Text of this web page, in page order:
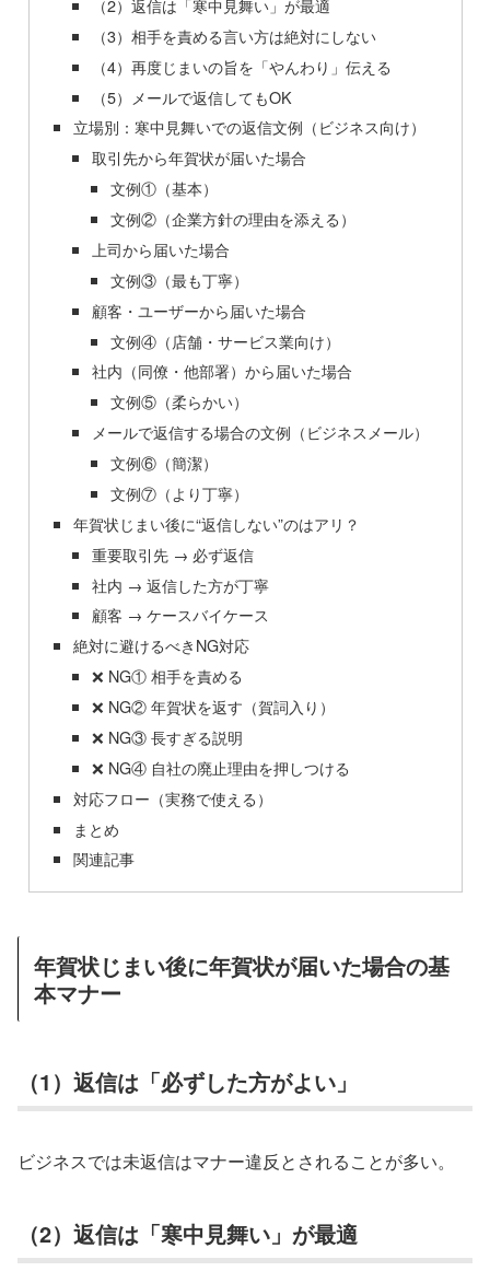
（2）返信は「寒中見舞い」が最適
（3）相手を責める言い方は絶対にしない
（4）再度じまいの旨を「やんわり」伝える
（5）メールで返信してもOK
立場別：寒中見舞いでの返信文例（ビジネス向け）
取引先から年賀状が届いた場合
文例①（基本）
文例②（企業方針の理由を添える）
上司から届いた場合
文例③（最も丁寧）
顧客・ユーザーから届いた場合
文例④（店舗・サービス業向け）
社内（同僚・他部署）から届いた場合
文例⑤（柔らかい）
メールで返信する場合の文例（ビジネスメール）
文例⑥（簡潔）
文例⑦（より丁寧）
年賀状じまい後に“返信しない”のはアリ？
重要取引先 → 必ず返信
社内 → 返信した方が丁寧
顧客 → ケースバイケース
絶対に避けるべきNG対応
❌ NG① 相手を責める
❌ NG② 年賀状を返す（賀詞入り）
❌ NG③ 長すぎる説明
❌ NG④ 自社の廃止理由を押しつける
対応フロー（実務で使える）
まとめ
関連記事
年賀状じまい後に年賀状が届いた場合の基
本マナー
（1）返信は「必ずした方がよい」
ビジネスでは未返信はマナー違反とされることが多い。
（2）返信は「寒中見舞い」が最適